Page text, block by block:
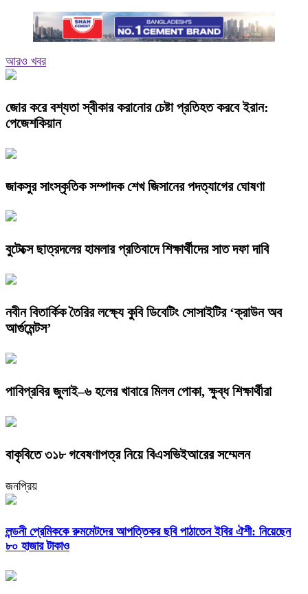
আরও খবর
জোর করে বশ্যতা স্বীকার করানোর চেষ্টা প্রতিহত করবে ইরান:
পেজেশকিয়ান
জাকসুর সাংস্কৃতিক সম্পাদক শেখ জিসানের পদত্যাগের ঘোষণা
বুটেক্সে ছাত্রদলের হামলার প্রতিবাদে শিক্ষার্থীদের সাত দফা দাবি
নবীন বিতার্কিক তৈরির লক্ষ্যে কুবি ডিবেটিং সোসাইটির ‘ক্রাউন অব
আর্গুমেন্টস’
পাবিপ্রবির জুলাই–৬ হলের খাবারে মিলল পোকা, ক্ষুব্ধ শিক্ষার্থীরা
বাকৃবিতে ৩১৮ গবেষণাপত্র নিয়ে বিএসভিইআরের সম্মেলন
জনপ্রিয়
লন্ডনী প্রেমিককে রুমমেটদের আপত্তিকর ছবি পাঠাতেন ইবির ঐশী: নিয়েছেন
৮০ হাজার টাকাও